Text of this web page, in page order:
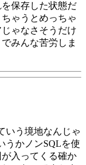
保存した状態だ
ゃうとめっちゃ
ゃなさそうだけ
みんな苦労しま
いう境地なんじゃ
うかノンSQLを使
入ってくる確か